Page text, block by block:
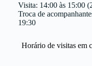
Visita: 14:00 às 15:00
Troca de
19:30
Horário de visitas em